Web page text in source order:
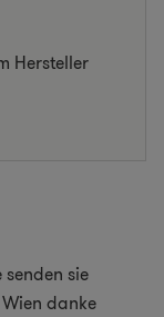
Hersteller
senden sie
danke